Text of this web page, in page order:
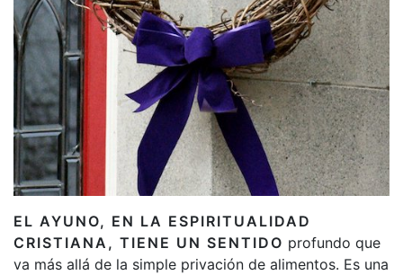
EL AYUNO, EN LA ESPIRITUALIDAD
CRISTIANA, TIENE UN SENTIDO profundo que
va más allá de la simple privación de alimentos. Es una